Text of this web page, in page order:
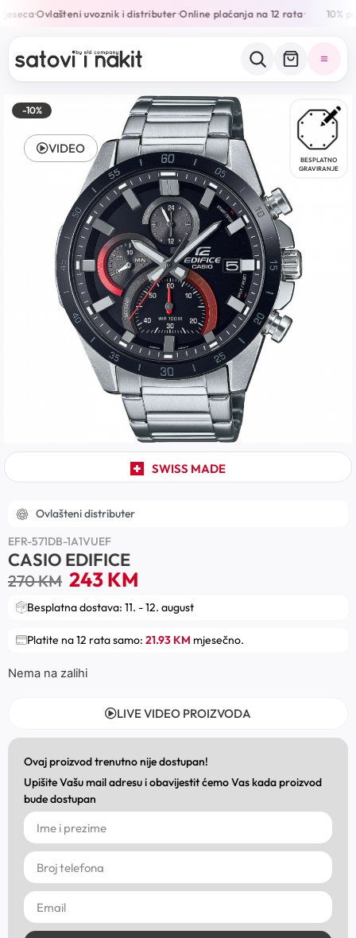
•Ovlašteni uvoznik i distributer•Online plaćanja na 12 rata• 10%
-10%
BESPLATNO
GRAVIRANJE
SWISS MADE
VIDEO
Ovlašteni distributer
EFR-571DB-1A1VUEF
CASIO EDIFICE
270KM 243KM
Besplatna dostava: 11. - 12. august
Platite na 12 rata samo: 21.93 KM mjesečno.
Nema na zalihi
LIVE VIDEO PROIZVODA
Ovaj proizvod trenutno nije dostupan!
Upišite Vašu mail adresu i obavijestit ćemo Vas kada proizvod
bude dostupan